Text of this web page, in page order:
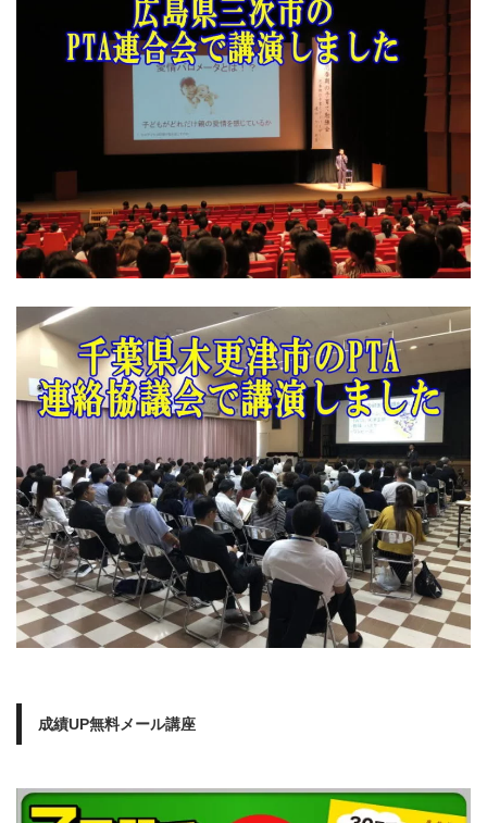
成績UP無料メール講座